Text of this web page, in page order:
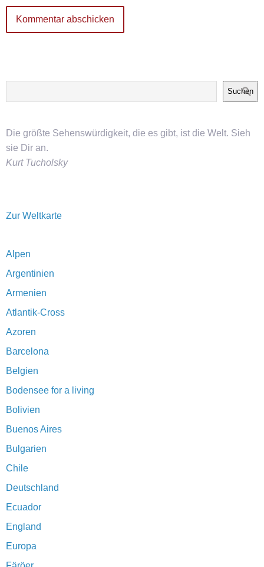
Suchen
Die größte Sehenswürdigkeit, die es gibt, ist die Welt. Sieh
sie Dir an.
Kurt Tucholsky
Zur Weltkarte
Alpen
Argentinien
Armenien
Atlantik-Cross
Azoren
Barcelona
Belgien
Bodensee for a living
Bolivien
Buenos Aires
Bulgarien
Chile
Deutschland
Ecuador
England
Europa